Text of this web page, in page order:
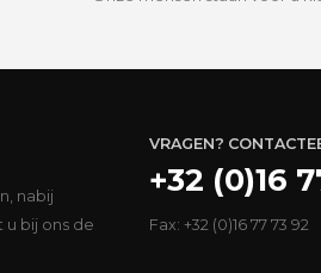
nabij
bij ons de
VRAGEN?
+32 (0)16
Fax: +32 (0)16 77 73 92